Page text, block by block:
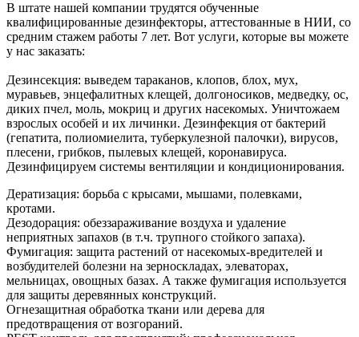
В штате нашей компании трудятся обученные
квалифицированные дезинфекторы, аттестованные в НИИ, со
средним стажем работы 7 лет. Вот услуги, которые вы можете
у нас заказать:
Дезинсекция: выведем тараканов, клопов, блох, мух,
муравьев, энцефалитных клещей, долгоносиков, медведку, ос,
диких пчел, моль, мокриц и других насекомых. Уничтожаем
взрослых особей и их личинки. Дезинфекция от бактерий
(гепатита, полиомиелита, туберкулезной палочки), вирусов,
плесени, грибков, пылевых клещей, коронавируса.
Дезинфицируем системы вентиляции и кондиционирования.
Дератизация: борьба с крысами, мышами, полевками,
кротами.
Дезодорация: обеззараживание воздуха и удаление
неприятных запахов (в т.ч. трупного стойкого запаха).
Фумигация: защита растений от насекомых-вредителей и
возбудителей болезни на зерноскладах, элеваторах,
мельницах, овощных базах. А также фумигация используется
для защиты деревянных конструкций.
Огнезащитная обработка ткани или дерева для
предотвращения от возгораний.